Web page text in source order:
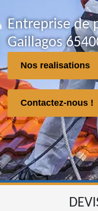
Entreprise de
Gaillagos
Nos realisations
Contactez-nous !